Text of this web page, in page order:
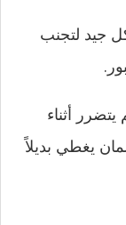
جيد لتجنب
أثناء
يغطي بديلاً